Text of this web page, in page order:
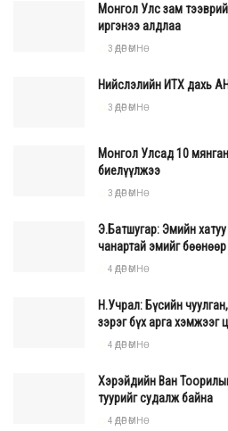
Монгол Улс зам
иргэнээ алдлаа
3 ӨДӨР ӨМНӨ
Нийслэлийн ИТХ дахь
3 ӨДӨР ӨМНӨ
Монгол Улсад 10
биелүүлжээ
3 ӨДӨР ӨМНӨ
Э.Батшугар: Эмийн
чанартай эмийг
4 ӨДӨР ӨМНӨ
Н.Учрал: Бүсийн
зэрэг бүх арга хэмжээг
4 ӨДӨР ӨМНӨ
Хэрэйдийн Ван
туурийг судалж байна
4 ӨДӨР ӨМНӨ